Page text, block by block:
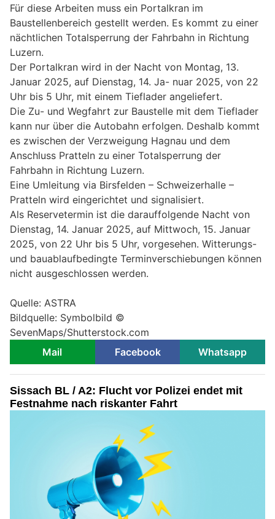
Für diese Arbeiten muss ein Portalkran im
Baustellenbereich gestellt werden. Es kommt zu einer
nächtlichen Totalsperrung der Fahrbahn in Richtung
Luzern.
Der Portalkran wird in der Nacht von Montag, 13.
Januar 2025, auf Dienstag, 14. Ja- nuar 2025, von 22
Uhr bis 5 Uhr, mit einem Tieflader angeliefert.
Die Zu- und Wegfahrt zur Baustelle mit dem Tieflader
kann nur über die Autobahn erfolgen. Deshalb kommt
es zwischen der Verzweigung Hagnau und dem
Anschluss Pratteln zu einer Totalsperrung der
Fahrbahn in Richtung Luzern.
Eine Umleitung via Birsfelden – Schweizerhalle –
Pratteln wird eingerichtet und signalisiert.
Als Reservetermin ist die darauffolgende Nacht von
Dienstag, 14. Januar 2025, auf Mittwoch, 15. Januar
2025, von 22 Uhr bis 5 Uhr, vorgesehen. Witterungs-
und bauablaufbedingte Terminverschiebungen können
nicht ausgeschlossen werden.
Quelle: ASTRA
Bildquelle: Symbolbild ©
SevenMaps/Shutterstock.com
Mail
Facebook Whatsapp
Sissach BL / A2: Flucht vor Polizei endet mit
Festnahme nach riskanter Fahrt